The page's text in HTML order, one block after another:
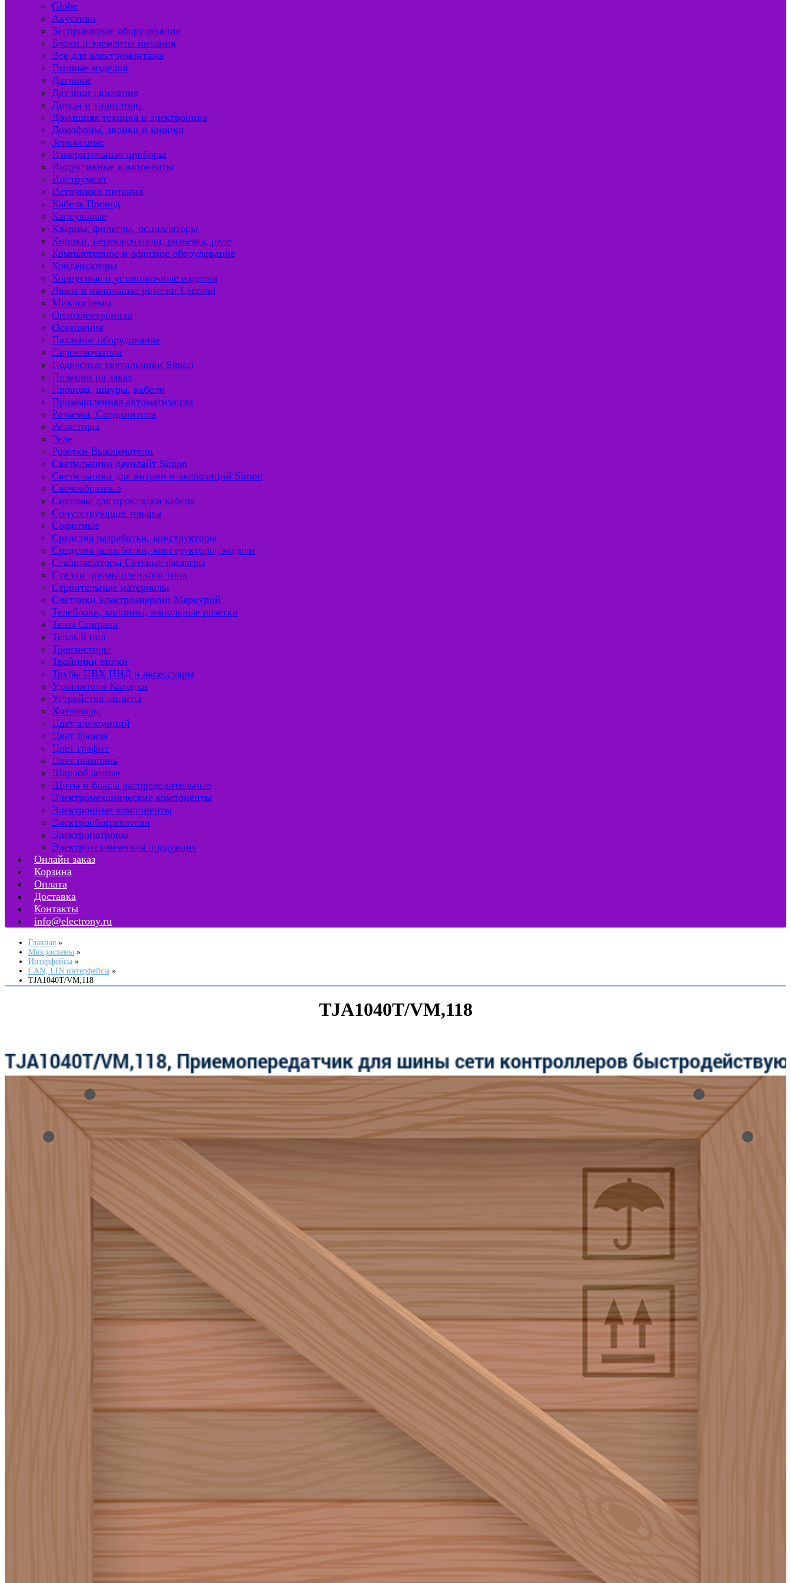
Globe
Акустика
Беспроводное оборудование
Блоки и элементы питания
Все для электромонтажа
Готовые изделия
Датчики
Датчики движения
Диоды и тиристоры
Домашняя техника и электроника
Домофоны, звонки и кнопки
Зеркальные
Измерительные приборы
Индуктивные компоненты
Инструмент
Источники питания
Кабель Провод
Капсульные
Кварцы, фильтры, осцилляторы
Кнопки, переключатели, разъемы, реле
Компьютерное и офисное оборудование
Конденсаторы
Корпусные и установочные изделия
Люки и напольные розетки Ledrand
Микросхемы
Оптоэлектроника
Освещение
Паяльное оборудование
Переключатели
Подвесные светильники Simon
Позиции на заказ
Провода, шнуры, кабели
Промышленная автоматизация
Разъемы, Соединители
Резисторы
Реле
Розетки Выключатели
Светильники даунлайт Simon
Светильники для витрин и экспозиций Simon
Свечеобразные
Системы для прокладки кабеля
Сопутствующие товары
Софитные
Средства разработки, конструкторы
Средства разработки, конструкторы, модели
Стабилизаторы Сетевые фильтры
Станки промышленного типа
Строительные материалы
Счетчики электроэнергии Меркурий
Телеблоки, колонны, напольные розетки
Тены Спирали
Теплый пол
Транзисторы
Тройники вилки
Трубы ПВХ ПНД и аксессуары
Удлинители Колодки
Устройства защиты
Хозтовары
Цвет аллюминий
Цвет бронза
Цвет графит
Цвет шампань
Шарообразные
Щиты и боксы распределительные
Электромеханические компоненты
Электронные компоненты
Электрообогреватели
Электропатроны
Электротехническая продукция
Онлайн заказ
Корзина
Оплата
Доставка
Контакты
info@electrony.ru
Главная
Микросхемы
Интерфейсы
CAN, LIN интерфейсы
TJA1040T/VM,118
TJA1040T/VM,118